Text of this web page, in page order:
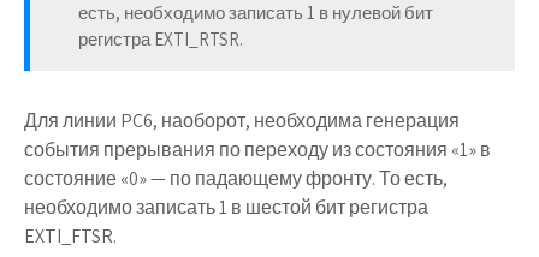
есть, необходимо записать 1 в нулевой бит
регистра EXTI_RTSR.
Для линии PC6, наоборот, необходима генерация
события прерывания по переходу из состояния «1» в
состояние «0» — по падающему фронту. То есть,
необходимо записать 1 в шестой бит регистра
EXTI_FTSR.